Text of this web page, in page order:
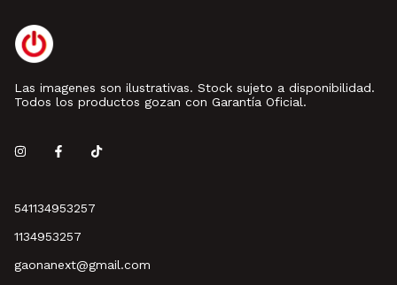
Las imagenes son ilustrativas. Stock sujeto a disponibilidad.
Todos los productos gozan con Garantía Oficial.
541134953257
1134953257
gaonanext@gmail.com